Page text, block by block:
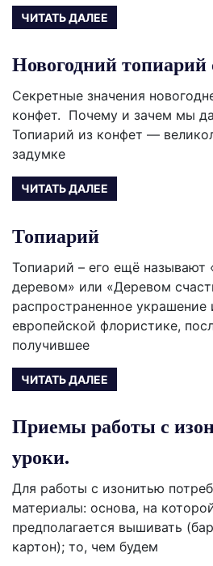
ЧИТАТЬ ДАЛЕЕ
Новогодний
Секретные значения
конфет. Почему и зачем мы
Топиарий из конфет —
задумке
ЧИТАТЬ ДАЛЕЕ
Топиарий
Топиарий – его ещё называют
деревом» или «Деревом
распространенное украшение
европейской флористике,
получившее
ЧИТАТЬ ДАЛЕЕ
Приемы работы с
уроки.
Для работы с изонитью
материалы: основа, на
предполагается вышивать
картон); то, чем будем